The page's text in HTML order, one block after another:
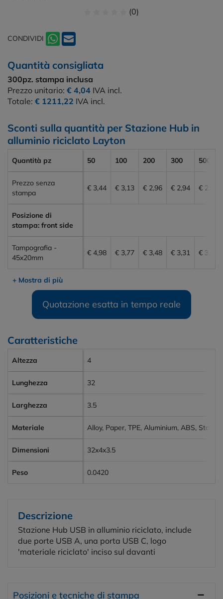
(0)
CONDIVIDI
Quantità consigliata
300pz. stampa inclusa
Prezzo unitario: € 4,04 IVA incl.
Totale: € 1211,22 IVA incl.
Sconti sulla quantità per Stazione Hub in
alluminio riciclato Layton
Quantità pz 50 100 200 300 500
Prezzo senza
stampa
€ 3,44 € 3,13 € 2,96 € 2,94 € 2,92
Posizione di
stampa: front side
Tampografia -
45x20mm
€ 4,98 € 3,77 € 3,48 € 3,31 € 3,19
+ Mostra di più
Quotazione esatta in tempo reale
Caratteristiche
Altezza 4
Lunghezza 32
Larghezza 3.5
Materiale Alloy, Paper, TPE, Aluminium, ABS,
Dimensioni 32x4x3.5
Peso 0.0420
Descrizione
Stazione Hub USB in alluminio riciclato, include
due porte USB A, una porta USB C, logo
'materiale riciclato' inciso sul davanti
Posizioni e tecniche di stampa